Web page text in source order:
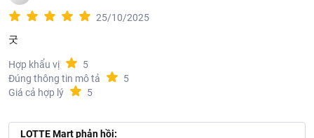
25/10/2025
굿
Hợp khẩu vị
5
Đúng thông tin mô tả
5
Giá cả hợp lý
5
LOTTE Mart phản hồi: